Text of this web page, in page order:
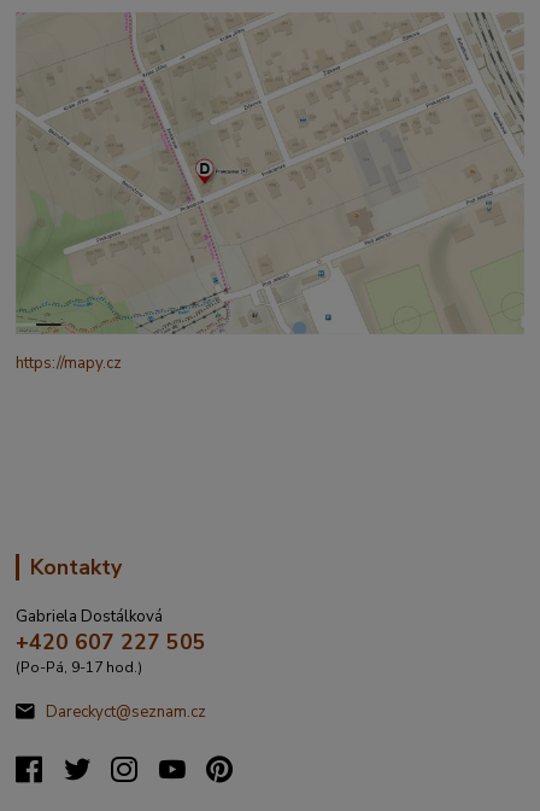
https://mapy.cz
Kontakty
Gabriela Dostálková
+420 607 227 505
(Po-Pá, 9-17 hod.)
Dareckyct@seznam.cz